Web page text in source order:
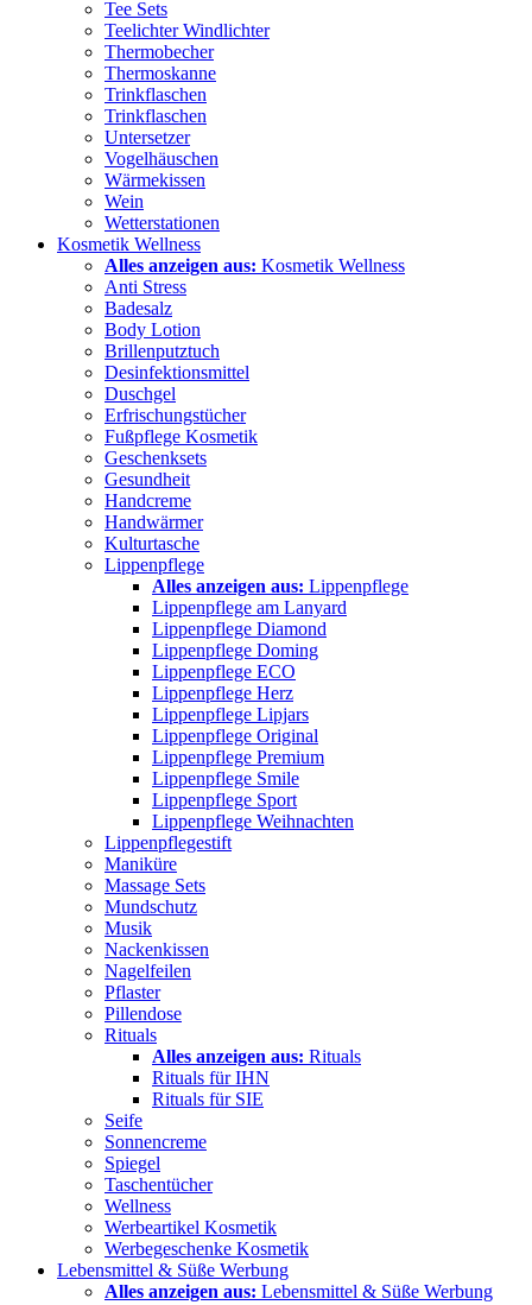
Tee Sets
Teelichter Windlichter
Thermobecher
Thermoskanne
Trinkflaschen
Trinkflaschen
Untersetzer
Vogelhäuschen
Wärmekissen
Wein
Wetterstationen
Kosmetik Wellness
Alles anzeigen aus: Kosmetik Wellness
Anti Stress
Badesalz
Body Lotion
Brillenputztuch
Desinfektionsmittel
Duschgel
Erfrischungstücher
Fußpflege Kosmetik
Geschenksets
Gesundheit
Handcreme
Handwärmer
Kulturtasche
Lippenpflege
Alles anzeigen aus: Lippenpflege
Lippenpflege am Lanyard
Lippenpflege Diamond
Lippenpflege Doming
Lippenpflege ECO
Lippenpflege Herz
Lippenpflege Lipjars
Lippenpflege Original
Lippenpflege Premium
Lippenpflege Smile
Lippenpflege Sport
Lippenpflege Weihnachten
Lippenpflegestift
Maniküre
Massage Sets
Mundschutz
Musik
Nackenkissen
Nagelfeilen
Pflaster
Pillendose
Rituals
Alles anzeigen aus: Rituals
Rituals für IHN
Rituals für SIE
Seife
Sonnencreme
Spiegel
Taschentücher
Wellness
Werbeartikel Kosmetik
Werbegeschenke Kosmetik
Lebensmittel & Süße Werbung
Alles anzeigen aus: Lebensmittel & Süße Werbung